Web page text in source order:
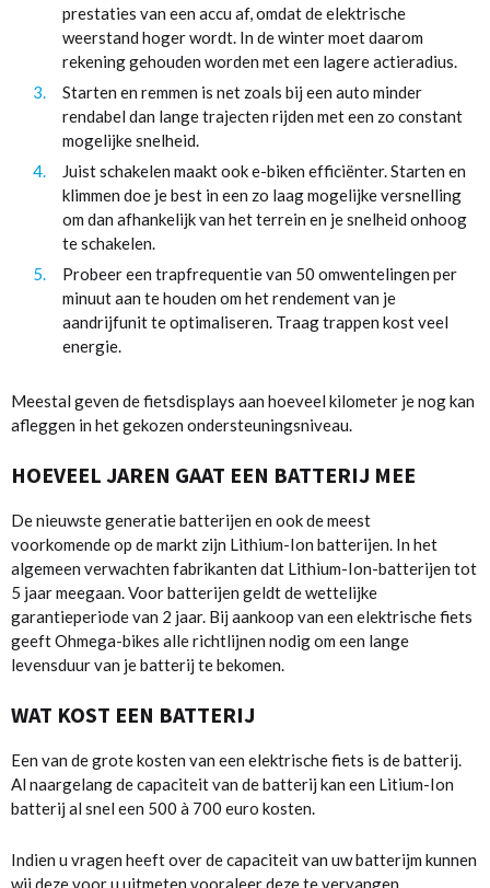
prestaties van een accu af, omdat de elektrische
weerstand hoger wordt. In de winter moet daarom
rekening gehouden worden met een lagere actieradius.
Starten en remmen is net zoals bij een auto minder
rendabel dan lange trajecten rijden met een zo constant
mogelijke snelheid.
Juist schakelen maakt ook e-biken efficiënter. Starten en
klimmen doe je best in een zo laag mogelijke versnelling
om dan afhankelijk van het terrein en je snelheid onhoog
te schakelen.
Probeer een trapfrequentie van 50 omwentelingen per
minuut aan te houden om het rendement van je
aandrijfunit te optimaliseren. Traag trappen kost veel
energie.
Meestal geven de fietsdisplays aan hoeveel kilometer je nog kan
afleggen in het gekozen ondersteuningsniveau.
HOEVEEL JAREN GAAT EEN BATTERIJ MEE
De nieuwste generatie batterijen en ook de meest
voorkomende op de markt zijn Lithium-Ion batterijen. In het
algemeen verwachten fabrikanten dat Lithium-Ion-batterijen tot
5 jaar meegaan. Voor batterijen geldt de wettelijke
garantieperiode van 2 jaar. Bij aankoop van een elektrische fiets
geeft Ohmega-bikes alle richtlijnen nodig om een lange
levensduur van je batterij te bekomen.
WAT KOST EEN BATTERIJ
Een van de grote kosten van een elektrische fiets is de batterij.
Al naargelang de capaciteit van de batterij kan een Litium-Ion
batterij al snel een 500 à 700 euro kosten.
Indien u vragen heeft over de capaciteit van uw batterijm kunnen
wij deze voor u uitmeten vooraleer deze te vervangen.